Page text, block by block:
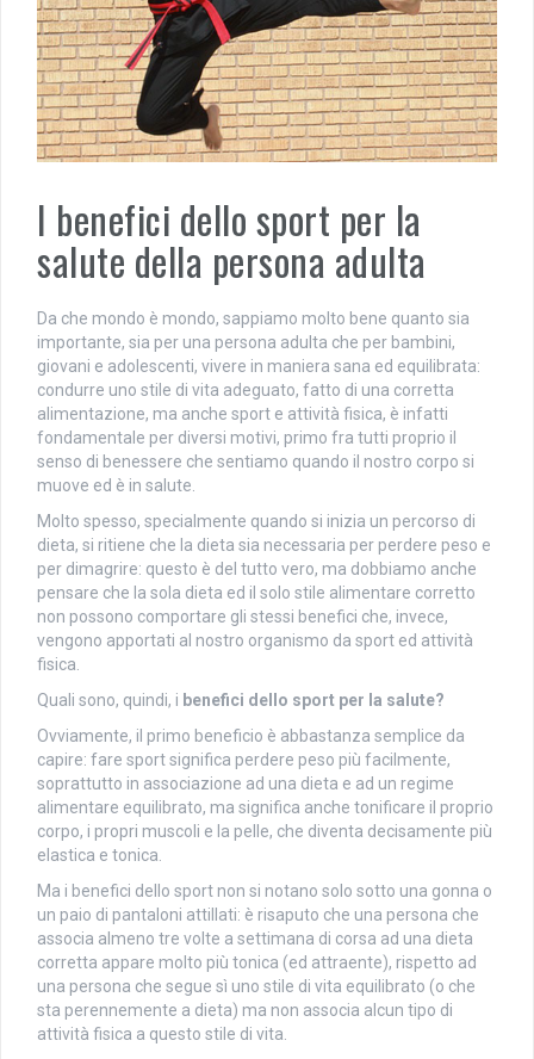
I benefici dello sport per la
salute della persona adulta
Da che mondo è mondo, sappiamo molto bene quanto sia
importante, sia per una persona adulta che per bambini,
giovani e adolescenti, vivere in maniera sana ed equilibrata:
condurre uno stile di vita adeguato, fatto di una corretta
alimentazione, ma anche sport e attività fisica, è infatti
fondamentale per diversi motivi, primo fra tutti proprio il
senso di benessere che sentiamo quando il nostro corpo si
muove ed è in salute.
Molto spesso, specialmente quando si inizia un percorso di
dieta, si ritiene che la dieta sia necessaria per perdere peso e
per dimagrire: questo è del tutto vero, ma dobbiamo anche
pensare che la sola dieta ed il solo stile alimentare corretto
non possono comportare gli stessi benefici che, invece,
vengono apportati al nostro organismo da sport ed attività
fisica.
Quali sono, quindi, i benefici dello sport per la salute?
Ovviamente, il primo beneficio è abbastanza semplice da
capire: fare sport significa perdere peso più facilmente,
soprattutto in associazione ad una dieta e ad un regime
alimentare equilibrato, ma significa anche tonificare il proprio
corpo, i propri muscoli e la pelle, che diventa decisamente più
elastica e tonica.
Ma i benefici dello sport non si notano solo sotto una gonna o
un paio di pantaloni attillati: è risaputo che una persona che
associa almeno tre volte a settimana di corsa ad una dieta
corretta appare molto più tonica (ed attraente), rispetto ad
una persona che segue sì uno stile di vita equilibrato (o che
sta perennemente a dieta) ma non associa alcun tipo di
attività fisica a questo stile di vita.